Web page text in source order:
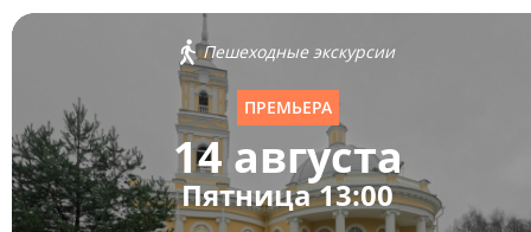
Пешеходные экскурсии
ПРЕМЬЕРА
14 августа
Пятница 13:00